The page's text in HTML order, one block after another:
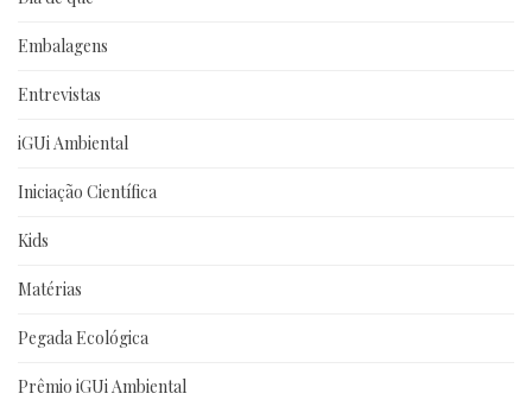
Embalagens
Entrevistas
iGUi Ambiental
Iniciação Científica
Kids
Matérias
Pegada Ecológica
Prêmio iGUi Ambiental